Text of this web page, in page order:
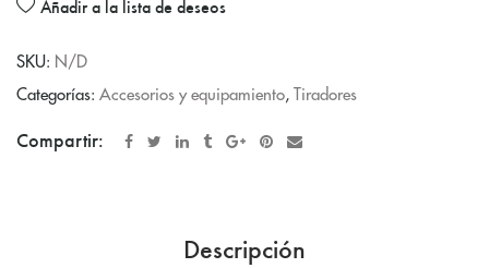
Añadir a la lista de deseos
SKU: N/D
Categorías: Accesorios y equipamiento, Tiradores
Compartir:
Descripción